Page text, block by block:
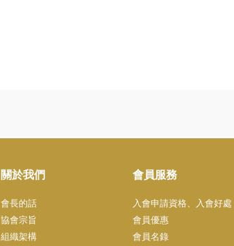
關於我們
會長的話
協會宗旨
組織架構
會員服務
入會申請資格、入會好處
會員優惠
會員名錄